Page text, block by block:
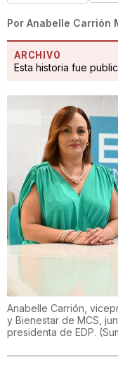
Por Anabelle Carrión
ARCHIVO
Esta historia fue
Anabelle Carrión,
y Bienestar de MCS,
presidenta de EDP. (